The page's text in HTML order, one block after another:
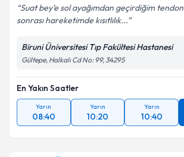
Kişisel verilerimin işlenmesine
Metni'ni okudum ve kişisel
Takvim Talebini
Suat bey’e sol ayağımdan geçirdiğim
sonrası hareketimde kısıtlılık...
Biruni Üniversitesi Tıp Fakültesi Hastanesi
Gültepe, Halkalı Cd No: 99, 34295
En Yakın Saatler
Yarın
08:40
Yarın
10:20
Yarın
10:40